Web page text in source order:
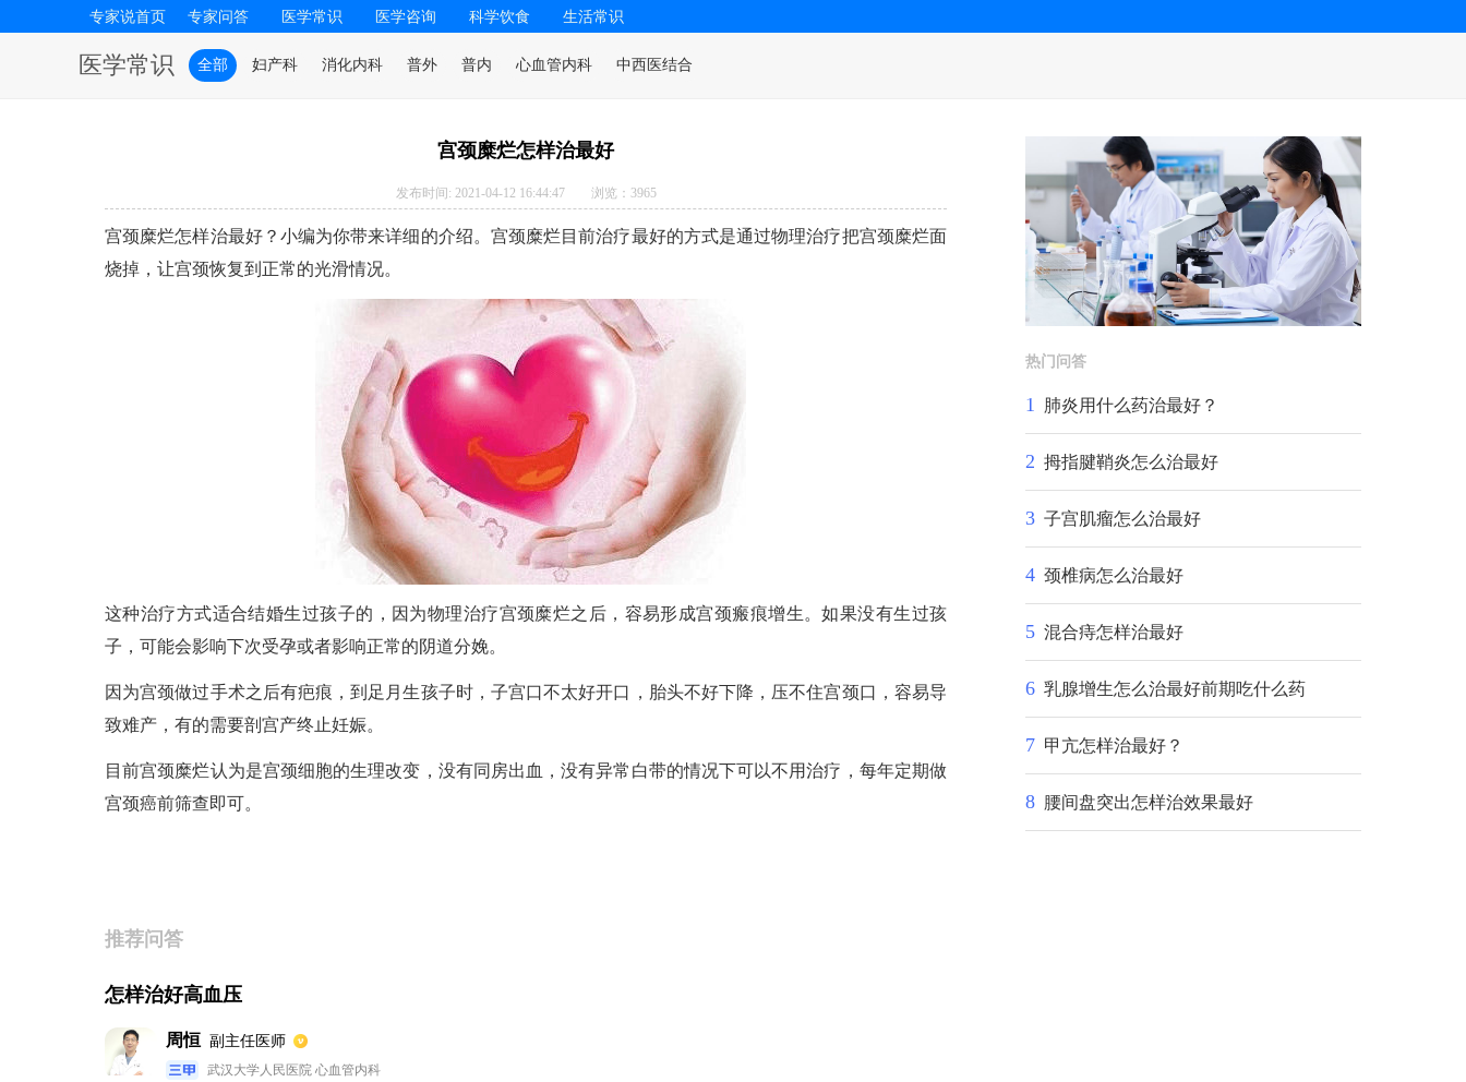
专家说首页 专家问答 医学常识 医学咨询 科学饮食 生活常识
医学常识 全部 妇产科 消化内科 普外 普内 心血管内科 中西医结合
宫颈糜烂怎样治最好
发布时间: 2021-04-12 16:44:47 浏览：3965
宫颈糜烂怎样治最好？小编为你带来详细的介绍。宫颈糜烂目前治疗最好的方式是通过物理治疗把宫颈糜烂面
烧掉，让宫颈恢复到正常的光滑情况。
这种治疗方式适合结婚生过孩子的，因为物理治疗宫颈糜烂之后，容易形成宫颈瘢痕增生。如果没有生过孩
子，可能会影响下次受孕或者影响正常的阴道分娩。
因为宫颈做过手术之后有疤痕，到足月生孩子时，子宫口不太好开口，胎头不好下降，压不住宫颈口，容易导
致难产，有的需要剖宫产终止妊娠。
目前宫颈糜烂认为是宫颈细胞的生理改变，没有同房出血，没有异常白带的情况下可以不用治疗，每年定期做
宫颈癌前筛查即可。
推荐问答
怎样治好高血压
周恒 副主任医师
武汉大学人民医院 心血管内科
热门问答
1 肺炎用什么药治最好？
2 拇指腱鞘炎怎么治最好
3 子宫肌瘤怎么治最好
4 颈椎病怎么治最好
5 混合痔怎样治最好
6 乳腺增生怎么治最好前期吃什么药
7 甲亢怎样治最好？
8 腰间盘突出怎样治效果最好